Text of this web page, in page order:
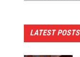
LATEST POSTS